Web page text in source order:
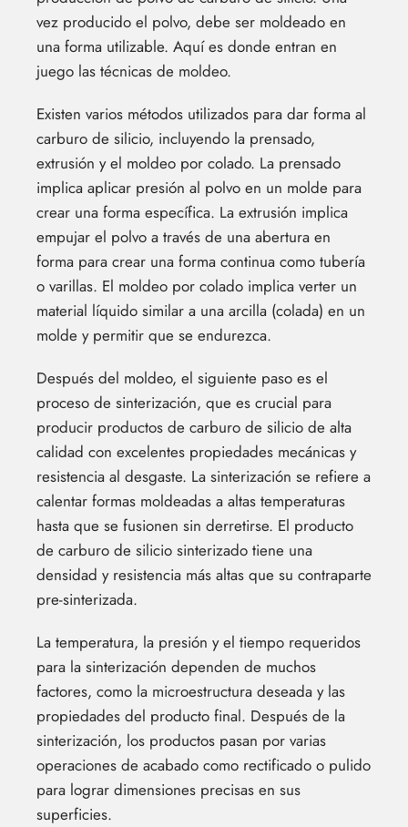
vez producido el polvo, debe ser moldeado en
una forma utilizable. Aquí es donde entran en
juego las técnicas de moldeo.
Existen varios métodos utilizados para dar forma al
carburo de silicio, incluyendo la prensado,
extrusión y el moldeo por colado. La prensado
implica aplicar presión al polvo en un molde para
crear una forma específica. La extrusión implica
empujar el polvo a través de una abertura en
forma para crear una forma continua como tubería
o varillas. El moldeo por colado implica verter un
material líquido similar a una arcilla (colada) en un
molde y permitir que se endurezca.
Después del moldeo, el siguiente paso es el
proceso de sinterización, que es crucial para
producir productos de carburo de silicio de alta
calidad con excelentes propiedades mecánicas y
resistencia al desgaste. La sinterización se refiere a
calentar formas moldeadas a altas temperaturas
hasta que se fusionen sin derretirse. El producto
de carburo de silicio sinterizado tiene una
densidad y resistencia más altas que su contraparte
pre-sinterizada.
La temperatura, la presión y el tiempo requeridos
para la sinterización dependen de muchos
factores, como la microestructura deseada y las
propiedades del producto final. Después de la
sinterización, los productos pasan por varias
operaciones de acabado como rectificado o pulido
para lograr dimensiones precisas en sus
superficies.